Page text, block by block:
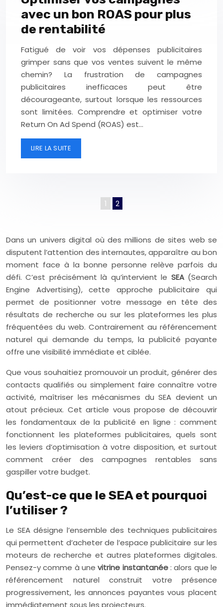
avec un bon ROAS pour plus
de rentabilité
Fatigué de voir vos dépenses publicitaires
grimper sans que vos ventes suivent le même
chemin? La frustration de campagnes
publicitaires inefficaces peut être
décourageante, surtout lorsque les ressources
sont limitées. Comprendre et optimiser votre
Return On Ad Spend (ROAS) est…
LIRE LA SUITE
1 2
Dans un univers digital où des millions de sites web se
disputent l’attention des internautes, apparaître au bon
moment face à la bonne personne relève parfois du
défi. C’est précisément là qu’intervient le SEA(Search
Engine Advertising), cette approche publicitaire qui
permet de positionner votre message en tête des
résultats de recherche ou sur les plateformes les plus
fréquentées du web. Contrairement au référencement
naturel qui demande du temps, la publicité payante
offre une visibilité immédiate et ciblée.
Que vous souhaitiez promouvoir un produit, générer des
contacts qualifiés ou simplement faire connaître votre
activité, maîtriser les mécanismes du SEA devient un
atout précieux. Cet article vous propose de découvrir
les fondamentaux de la publicité en ligne : comment
fonctionnent les plateformes publicitaires, quels sont
les leviers d’optimisation à votre disposition, et surtout
comment créer des campagnes rentables sans
gaspiller votre budget.
Qu’est-ce que le SEA et pourquoi
l’utiliser ?
Le SEA désigne l’ensemble des techniques publicitaires
qui permettent d’acheter de l’espace publicitaire sur les
moteurs de recherche et autres plateformes digitales.
Pensez-y comme à unevitrine instantanée: alors que le
référencement naturel construit votre présence
progressivement, les annonces payantes vous placent
immédiatement sous les projecteurs.